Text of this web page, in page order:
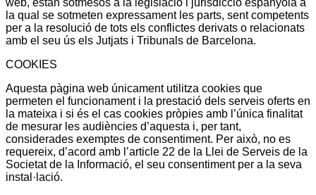
la qual se sotmeten expressament les parts, sent competents
per a la resolució de tots els conflictes derivats o relacionats
amb el seu ús els Jutjats i Tribunals de Barcelona.
COOKIES
Aquesta pàgina web únicament utilitza cookies que
permeten el funcionament i la prestació dels serveis oferts en
la mateixa i si és el cas cookies pròpies amb l’única finalitat
de mesurar les audiències d’aquesta i, per tant,
considerades exemptes de consentiment. Per això, no es
requereix, d’acord amb l’article 22 de la Llei de Serveis de la
Societat de la Informació, el seu consentiment per a la seva
instal·lació.